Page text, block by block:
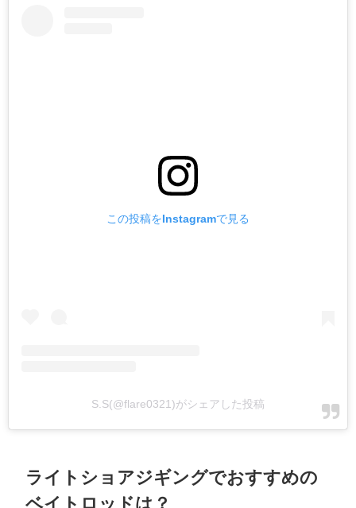
この投稿をInstagramで見る
S.S(@flare0321)がシェアした投稿
ライトショアジギングでおすすめの
ベイトロッドは？